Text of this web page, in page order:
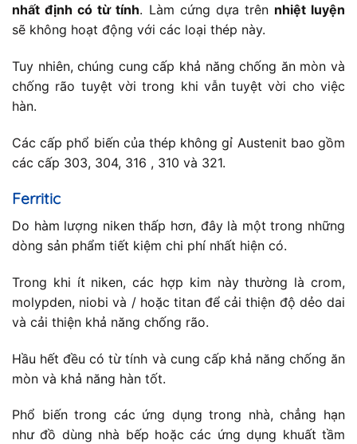
nhất định có từ tính. Làm cứng dựa trên nhiệt luyện
sẽ không hoạt động với các loại thép này.
Tuy nhiên, chúng cung cấp khả năng chống ăn mòn và
chống rão tuyệt vời trong khi vẫn tuyệt vời cho việc
hàn.
Các cấp phổ biến của thép không gỉ Austenit bao gồm
các cấp 303, 304, 316 , 310 và 321.
Ferritic
Do hàm lượng niken thấp hơn, đây là một trong những
dòng sản phẩm tiết kiệm chi phí nhất hiện có.
Trong khi ít niken, các hợp kim này thường là crom,
molypden, niobi và / hoặc titan để cải thiện độ dẻo dai
và cải thiện khả năng chống rão.
Hầu hết đều có từ tính và cung cấp khả năng chống ăn
mòn và khả năng hàn tốt.
Phổ biến trong các ứng dụng trong nhà, chẳng hạn
như đồ dùng nhà bếp hoặc các ứng dụng khuất tầm